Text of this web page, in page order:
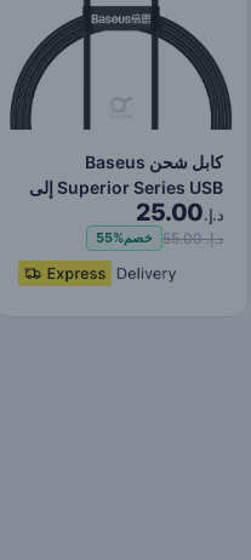
كابل شحن Baseus
Superior Series USB إلى
Lightning-Fast لنقل البي…
د.إ.25.00
د.إ. 55.00 خصم55%